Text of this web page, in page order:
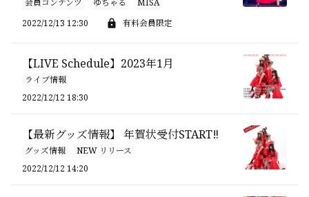
会員コンテンツ ゆちゃる
MISA
2022/12/13 12:30
有料会員限定
【LIVE Schedule】2023年1月
ライブ情報
2022/12/12 18:30
【最新グッズ情報】 年賀状受付START‼️
グッズ情報
NEW リリース
2022/12/12 14:20